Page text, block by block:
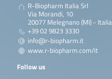
R-Biopharm Italia Srl
Via Morandi, 10
20077 Melegnano (MI) - Italia
+39 02 9823 3330
info@r-biopharm.it
www.r-biopharm.com/it
Follow us